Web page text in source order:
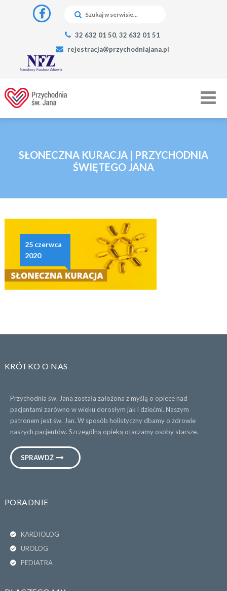
32 632 01 50, 32 632 01 51
rejestracja@przychodniajana.pl
SŁONECZNA KURACJA | PRZYCHODNIA
ŚWIĘTEGO JANA
25 czerwca
2020
KRÓTKO O NAS
Przychodnia św. Jana została założona z myślą o opiece nad
pacjentami zarówno w wieku dorosłym jak i dziećmi. Naszym
patronem jest św. Jan. W sposób holistyczny dbamy o zdrowie
naszych pacjentów. Szczególną opieką otaczamy osoby starsze.
SPRAWDŹ
PORADNIE
KARDIOLOG
UROLOG
PEDIATRA